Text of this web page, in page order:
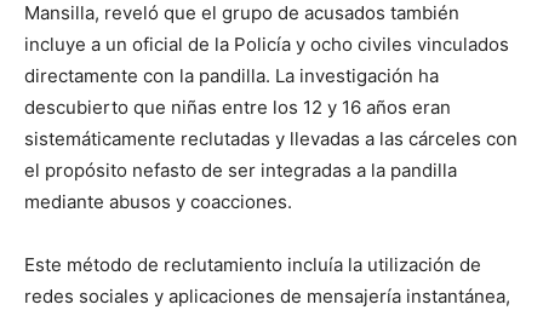
Mansilla, reveló que el grupo de acusados también
incluye a un oficial de la Policía y ocho civiles vinculados
directamente con la pandilla. La investigación ha
descubierto que niñas entre los 12 y 16 años eran
sistemáticamente reclutadas y llevadas a las cárceles con
el propósito nefasto de ser integradas a la pandilla
mediante abusos y coacciones.
Este método de reclutamiento incluía la utilización de
redes sociales y aplicaciones de mensajería instantánea,